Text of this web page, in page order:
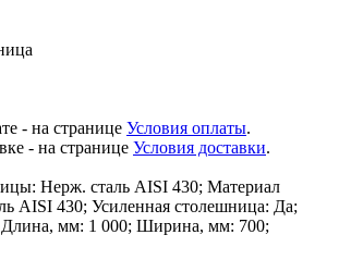
- на странице Условия оплаты.
- на странице Условия доставки.
Нерж. сталь AISI 430; Материал
AISI 430; Усиленная столешница: Да;
мм: 1 000; Ширина, мм: 700;